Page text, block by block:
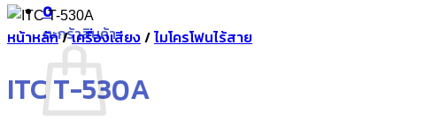
0
ตะกร้าสินค้า
หน้าหลัก/เครื่องเสียง/ไมโครโฟนไร้สาย
ITC T-530A